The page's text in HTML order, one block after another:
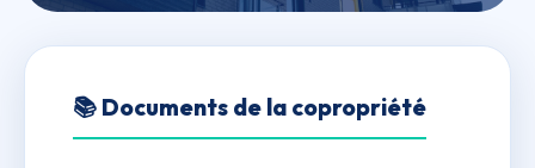
LES OUCHES
📚 Documents de la copropriété